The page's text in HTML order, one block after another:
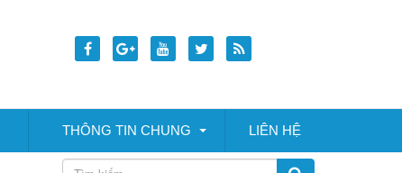
THÔNG TIN CHUNG LIÊN HỆ